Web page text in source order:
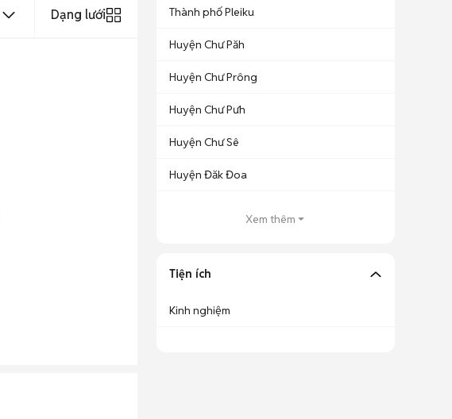
Dạng lưới Thành phố Pleiku
Huyện Chư Păh
Huyện Chư Prông
Huyện Chư Pưh
Huyện Chư Sê
Huyện Đăk Đoa
Xem thêm
Tiện ích
Kinh nghiệm